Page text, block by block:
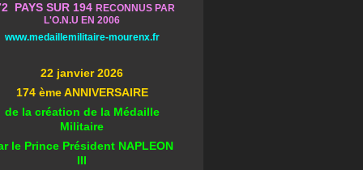
PAYS SUR 194 RECONNUS PAR
L'O.N.U EN 2006
www.medaillemilitaire-mourenx.fr
22 janvier 2026
174 ème ANNIVERSAIRE
de la création de la Médaille
Militaire
le Prince Président NAPLEON
III